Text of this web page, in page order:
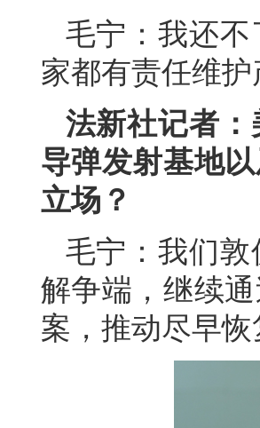
毛宁：我还
家都有责任维
法新社记者
导弹发射基地
立场？
毛宁：我们
解争端，继续
案，推动尽早